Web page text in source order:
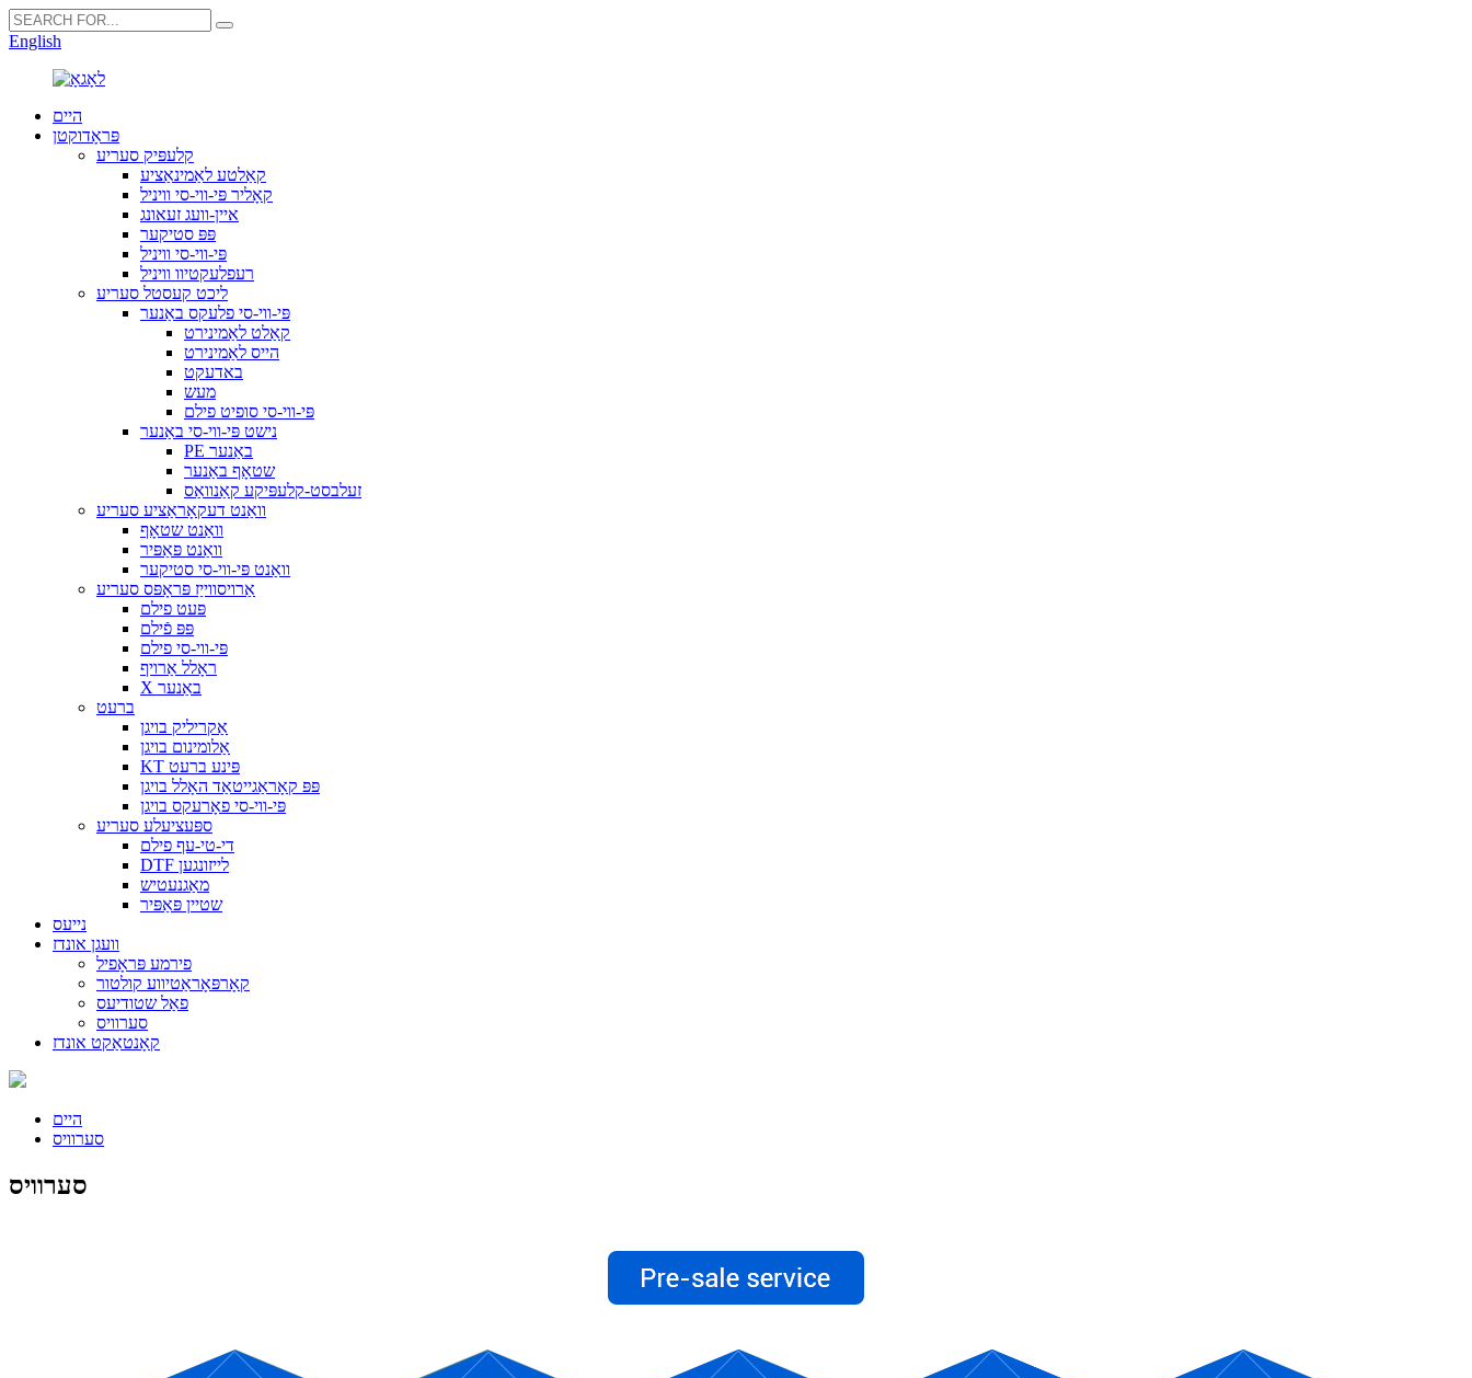
English
היים
פּראָדוקטן
קלעפּיק סעריע
קאַלטע לאַמינאַציע
קאָליר פּי-ווי-סי וויניל
איין-וועג זעאונג
פּפּ סטיקער
פּי-ווי-סי וויניל
רעפלעקטיוו וויניל
ליכט קעסטל סעריע
פּי-ווי-סי פלעקס באַנער
קאַלט לאַמינירט
הייס לאַמינירט
באדעקט
מעש
פּי-ווי-סי סופיט פילם
נישט פּי-ווי-סי באַנער
PE באַנער
שטאָף באַנער
זעלבסט-קלעפּיקע קאַנוואַס
וואַנט דעקאָראַציע סעריע
וואַנט שטאָף
וואַנט פּאַפּיר
וואַנט פּי-ווי-סי סטיקער
אַרויסווייַז פּראָפּס סעריע
פּעט פילם
פּפּ פֿילם
פּי-ווי-סי פילם
ראָלל אַרויף
X באַנער
ברעט
אַקריליק בויגן
אַלומינום בויגן
KT פּינע ברעט
פּפּ קאָראַגייטאַד האָלל בויגן
פּי-ווי-סי פאָרעקס בויגן
ספּעציעלע סעריע
די-טי-עף פילם
DTF לייזונגען
מאַגנעטיש
שטיין פּאַפּיר
נייעס
וועגן אונדז
פירמע פּראָפיל
קאָרפּאָראַטיווע קולטור
פאַל שטודיעס
סערוויס
קאָנטאַקט אונדז
היים
סערוויס
סערוויס